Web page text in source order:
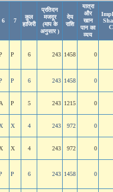
6 7
कुल
हाजिरी
प्रतिदन
मजदूर
(माप के
अनुसार )
देय
राशि
यात्रा
और
खान
पान का
व्यय
P 6 243 1458 0
P 6 243 1458 0
A P 5 243 1215 0
X 4 243 972 0
X 4 243 972 0
P 6 243 1458 0